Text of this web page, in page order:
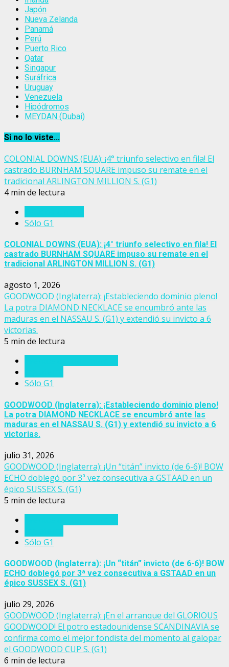
Japón
Nueva Zelanda
Panamá
Perú
Puerto Rico
Qatar
Singapur
Suráfrica
Uruguay
Venezuela
Hipódromos
MEYDAN (Dubai)
Si no lo viste...
COLONIAL DOWNS (EUA): ¡4° triunfo selectivo en fila! El
castrado BURNHAM SQUARE impuso su remate en el
tradicional ARLINGTON MILLION S. (G1)
4 min de lectura
Sólo G1
COLONIAL DOWNS (EUA): ¡4° triunfo selectivo en fila! El
castrado BURNHAM SQUARE impuso su remate en el
tradicional ARLINGTON MILLION S. (G1)
agosto 1, 2026
GOODWOOD (Inglaterra): ¡Estableciendo dominio pleno!
La potra DIAMOND NECKLACE se encumbró ante las
maduras en el NASSAU S. (G1) y extendió su invicto a 6
victorias.
5 min de lectura
Sólo G1
GOODWOOD (Inglaterra): ¡Estableciendo dominio pleno!
La potra DIAMOND NECKLACE se encumbró ante las
maduras en el NASSAU S. (G1) y extendió su invicto a 6
victorias.
julio 31, 2026
GOODWOOD (Inglaterra): ¡Un “titán” invicto (de 6-6)! BOW
ECHO doblegó por 3ª vez consecutiva a GSTAAD en un
épico SUSSEX S. (G1)
5 min de lectura
Sólo G1
GOODWOOD (Inglaterra): ¡Un “titán” invicto (de 6-6)! BOW
ECHO doblegó por 3ª vez consecutiva a GSTAAD en un
épico SUSSEX S. (G1)
julio 29, 2026
GOODWOOD (Inglaterra): ¡En el arranque del GLORIOUS
GOODWOOD! El potro estadounidense SCANDINAVIA se
confirma como el mejor fondista del momento al galopar
el GOODWOOD CUP S. (G1)
6 min de lectura